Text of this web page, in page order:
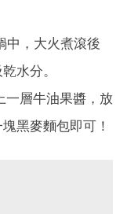
中，大火煮滾後
水分。
一層牛油果醬，放
黑麥麵包即可！